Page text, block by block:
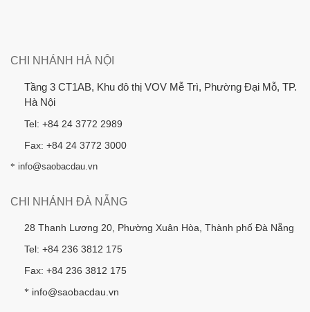
CHI NHÁNH HÀ NỘI
Tầng 3 CT1AB, Khu đô thị VOV Mễ Trì, Phường Đại Mỗ, TP.
Hà Nội
Tel: +84 24 3772 2989
Fax: +84 24 3772 3000
* info@saobacdau.vn
CHI NHÁNH ĐÀ NẴNG
28 Thanh Lương 20, Phường Xuân Hòa, Thành phố Đà Nẵng
Tel: +84 236 3812 175
Fax: +84 236 3812 175
* info@saobacdau.vn